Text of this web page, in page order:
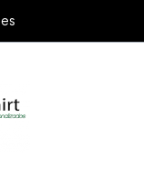
Te02 Bikes R153